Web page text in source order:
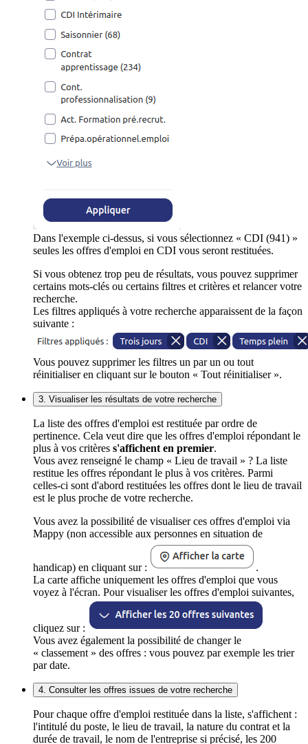
Dans l'exemple ci-dessus, si vous sélectionnez « CDI (941) »
seules les offres d'emploi en CDI vous seront restituées.
Si vous obtenez trop peu de résultats, vous pouvez supprimer
certains mots-clés ou certains filtres et critères et relancer votre
recherche.
Les filtres appliqués à votre recherche apparaissent de la façon
suivante :
Vous pouvez supprimer les filtres un par un ou tout
réinitialiser en cliquant sur le bouton « Tout réinitialiser ».
3. Visualiser les résultats de votre recherche
La liste des offres d'emploi est restituée par ordre de
pertinence. Cela veut dire que les offres d'emploi répondant le
plus à vos critères s'affichent en premier.
Vous avez renseigné le champ « Lieu de travail » ? La liste
restitue les offres répondant le plus à vos critères. Parmi
celles-ci sont d'abord restituées les offres dont le lieu de travail
est le plus proche de votre recherche.
Vous avez la possibilité de visualiser ces offres d'emploi via
Mappy (non accessible aux personnes en situation de
handicap) en cliquant sur :
.
La carte affiche uniquement les offres d'emploi que vous
voyez à l'écran. Pour visualiser les offres d'emploi suivantes,
cliquez sur :
Vous avez également la possibilité de changer le
« classement » des offres : vous pouvez par exemple les trier
par date.
4. Consulter les offres issues de votre recherche
Pour chaque offre d'emploi restituée dans la liste, s'affichent :
l'intitulé du poste, le lieu de travail, la nature du contrat et la
durée de travail, le nom de l'entreprise si précisé, les 200